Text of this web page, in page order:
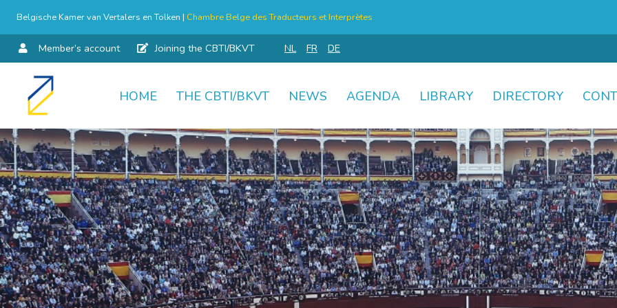
Belgische Kamer van Vertalers en Tolken | Chambre Belge des Traducteurs et Interprètes
Member’s account Joining the CBTI/BKVT NL FR DE
Skip
content
HOME THE CBTI/BKVT NEWS AGENDA LIBRARY DIRECTORY